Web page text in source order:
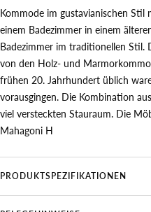
Kommode im gustavianischen Stil
einem Badezimmer in einem
Badezimmer im traditionellen Stil.
von den Holz- und
frühen 20. Jahrhundert üblich
vorausgingen. Die Kombination
viel versteckten Stauraum. Die
Mahagoni H
PRODUKTSPEZIFIKATIONEN